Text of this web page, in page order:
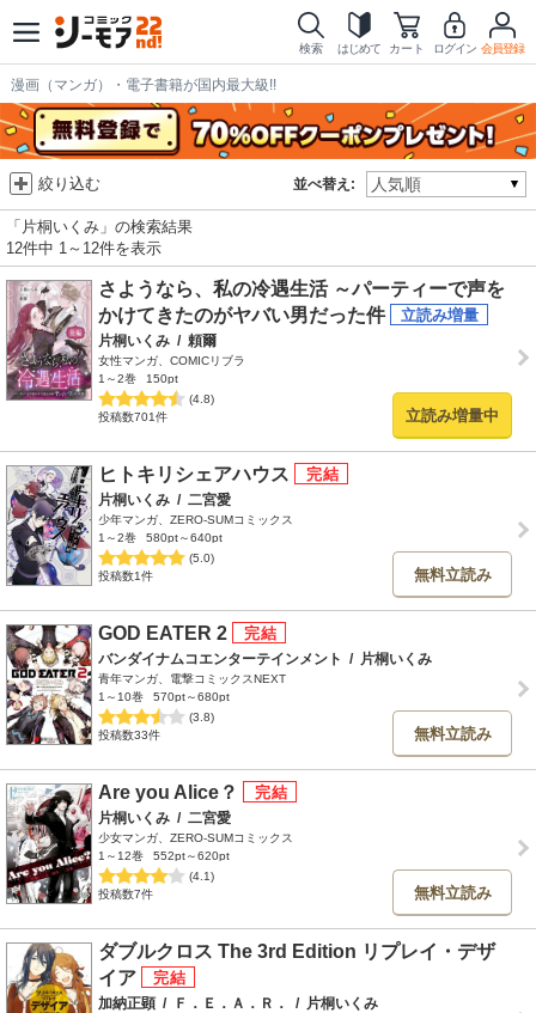
検索 はじめて カート ログイン 会員登録
漫画（マンガ）・電子書籍が国内最大級!!
並べ替え:
絞り込む
「片桐いくみ」の検索結果
12件中 1～12件を表示
さようなら、私の冷遇生活 ～パーティーで声を
かけてきたのがヤバい男だった件
片桐いくみ / 頼爾
女性マンガ、COMICリブラ
1～2巻
150pt
(4.8)
投稿数701件
立読み増量中
ヒトキリシェアハウス
片桐いくみ / 二宮愛
少年マンガ、ZERO-SUMコミックス
1～2巻
580pt～640pt
(5.0)
投稿数1件
無料立読み
GOD EATER 2
バンダイナムコエンターテインメント / 片桐いくみ
青年マンガ、電撃コミックスNEXT
1～10巻
570pt～680pt
(3.8)
投稿数33件
無料立読み
Are you Alice？
片桐いくみ / 二宮愛
少女マンガ、ZERO-SUMコミックス
1～12巻
552pt～620pt
(4.1)
投稿数7件
無料立読み
ダブルクロス The 3rd Edition リプレイ・デザ
イア
加納正顕 / Ｆ．Ｅ．Ａ．Ｒ． / 片桐いくみ